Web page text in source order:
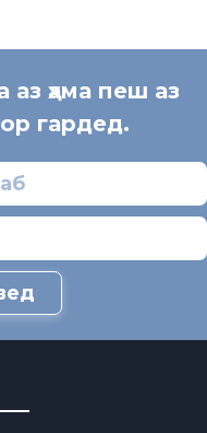
ҳама пеш аз
гардед.